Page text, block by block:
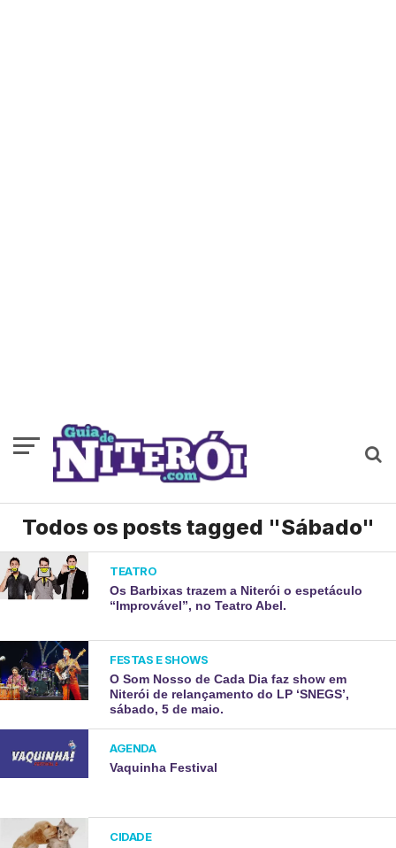
Todos os posts tagged "Sábado"
TEATRO
Os Barbixas trazem a Niterói o espetáculo
“Improvável”, no Teatro Abel.
FESTAS E SHOWS
O Som Nosso de Cada Dia faz show em
Niterói de relançamento do LP ‘SNEGS’,
sábado, 5 de maio.
AGENDA
Vaquinha Festival
CIDADE